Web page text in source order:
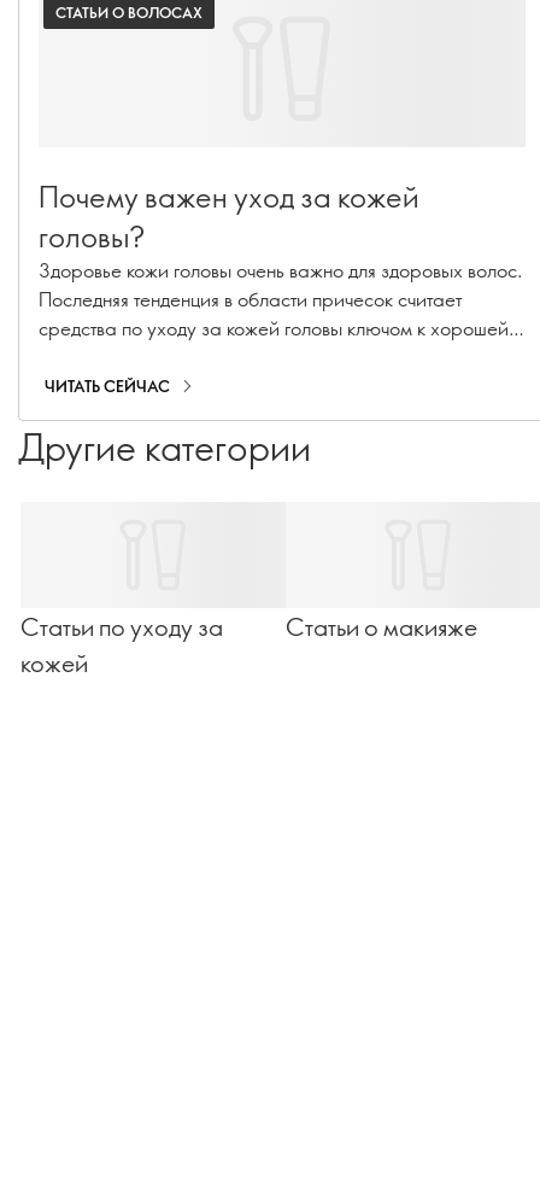
СТАТЬИ О ВОЛОСАХ
Почему важен уход за кожей
головы?
Здоровье кожи головы очень важно для здоровых волос.
Последняя тенденция в области причесок считает
средства по уходу за кожей головы ключом к хорошей
нуждается в уходе за кожей головы!
ЧИТАТЬ СЕЙЧАС
Другие категории
Статьи по уходу за
кожей
Статьи о макияже